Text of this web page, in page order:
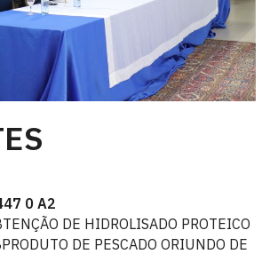
0 A2
DE HIDROLISADO PROTEICO
DE PESCADO ORIUNDO DE